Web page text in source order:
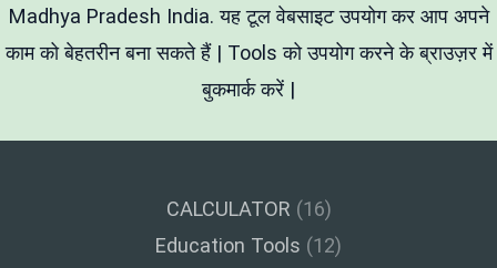
बेस्ट
Madhya Pradesh India. यह टूल वेबसाइट उपयोग कर आप अपने
काम को बेहतरीन बना सकते हैं | Tools को उपयोग करने के ब्राउज़र में
बुकमार्क करें |
CALCULATOR (16)
Education Tools (12)